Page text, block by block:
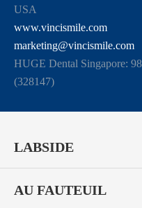
USA
www.vincismile.com
marketing@vincismile.com
HUGE Dental Singapore:
(328147)
LABSIDE
AU FAUTEUIL